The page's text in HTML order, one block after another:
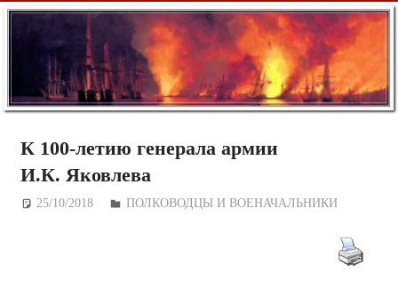
К 100-летию генерала армии
И.К. Яковлева
25/10/2018 Дежурный по Редакции
ПОЛКОВОДЦЫ И ВОЕНАЧАЛЬНИКИ